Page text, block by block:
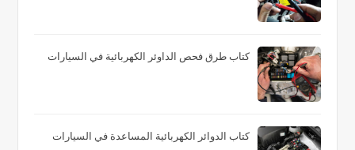
كتاب طرق فحص الداوئر الكهربائية في السيارات
كتاب الدوائر الكهربائية المساعدة في السيارات